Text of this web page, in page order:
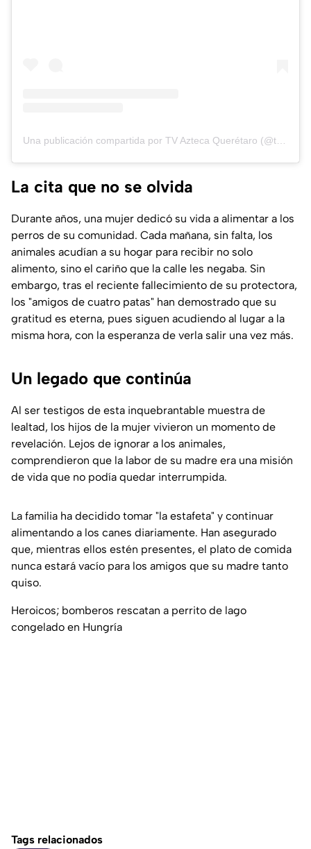
Una publicación compartida por TV Azteca Querétaro (@tvaztecaqueretaro)
La cita que no se olvida
Durante años, una mujer dedicó su vida a alimentar a los
perros de su comunidad. Cada mañana, sin falta, los
animales acudían a su hogar para recibir no solo
alimento, sino el cariño que la calle les negaba. Sin
embargo, tras el reciente fallecimiento de su protectora,
los "amigos de cuatro patas" han demostrado que su
gratitud es eterna, pues siguen acudiendo al lugar a la
misma hora, con la esperanza de verla salir una vez más.
Un legado que continúa
Al ser testigos de esta inquebrantable muestra de
lealtad, los hijos de la mujer vivieron un momento de
revelación. Lejos de ignorar a los animales,
comprendieron que la labor de su madre era una misión
de vida que no podía quedar interrumpida.
La familia ha decidido tomar "la estafeta" y continuar
alimentando a los canes diariamente. Han asegurado
que, mientras ellos estén presentes, el plato de comida
nunca estará vacío para los amigos que su madre tanto
quiso.
Heroicos; bomberos rescatan a perrito de lago
congelado en Hungría
Tags relacionados